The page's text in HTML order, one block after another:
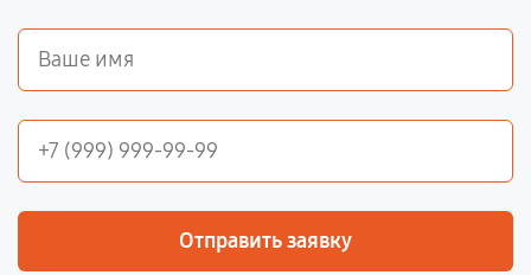
Отправить заявку